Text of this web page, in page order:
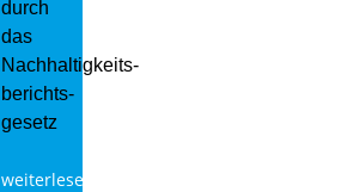
durch
das
Nachhaltigkeits­
berichts­
gesetz
weiterlesen